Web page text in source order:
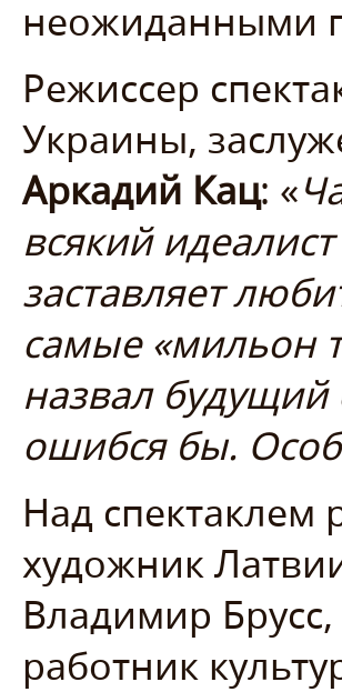
неожиданными
Режиссер
Украины,
Аркадий Кац: «
всякий
заставляет
самые «мильон
назвал будущий
ошибся бы.
Над спектаклем
художник
Владимир
работник